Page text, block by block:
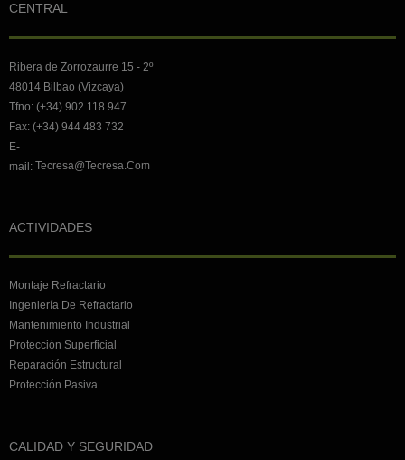
CENTRAL
Ribera de Zorrozaurre 15 - 2º
48014 Bilbao (Vizcaya)
Tfno: (+34) 902 118 947
Fax: (+34) 944 483 732
E-
mail: Tecresa@tecresa.com
ACTIVIDADES
Montaje Refractario
Ingeniería De Refractario
Mantenimiento Industrial
Protección Superficial
Reparación Estructural
Protección Pasiva
CALIDAD Y SEGURIDAD